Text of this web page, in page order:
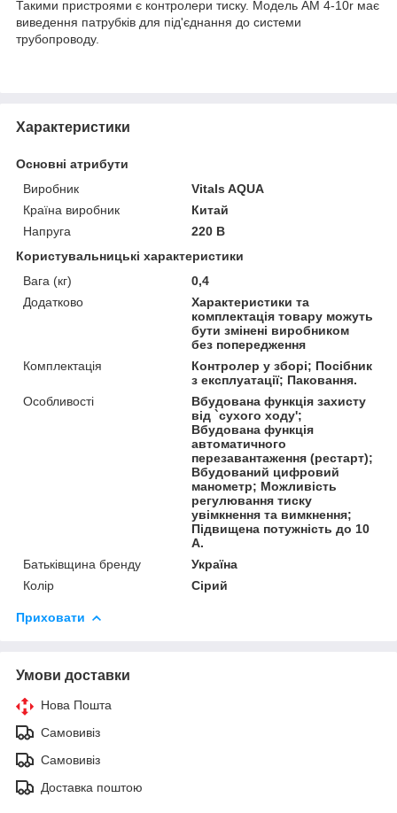
Такими пристроями є контролери тиску. Модель AM 4-10r має
виведення патрубків для під'єднання до системи
трубопроводу.
Характеристики
Основні атрибути
Виробник
Vitals AQUA
Країна виробник
Китай
Напруга
220 В
Користувальницькі характеристики
Вага (кг)
0,4
Додатково
Характеристики та
комплектація товару можуть
бути змінені виробником
без попередження
Комплектація
Контролер у зборі; Посібник
з експлуатації; Паковання.
Особливості
Вбудована функція захисту
від `сухого ходу';
Вбудована функція
автоматичного
перезавантаження (рестарт);
Вбудований цифровий
манометр; Можливість
регулювання тиску
увімкнення та вимкнення;
Підвищена потужність до 10
А.
Батьківщина бренду
Україна
Колір
Сірий
Приховати
Умови доставки
Нова Пошта
Самовивіз
Самовивіз
Доставка поштою